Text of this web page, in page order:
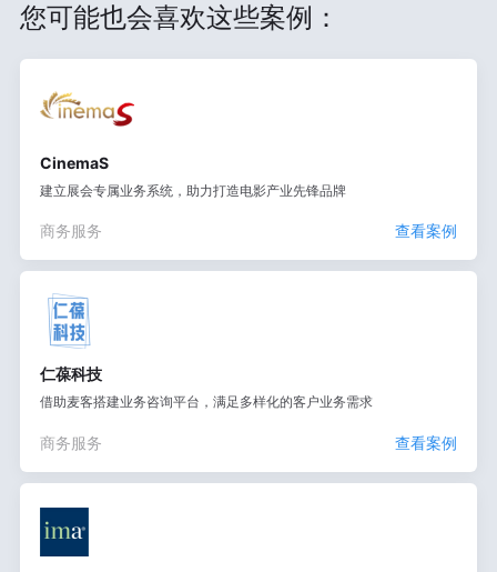
您可能也会喜欢这些案例：
CinemaS
建立展会专属业务系统，助力打造电影产业先锋品牌
商务服务 查看案例
仁葆科技
借助麦客搭建业务咨询平台，满足多样化的客户业务需求
商务服务 查看案例